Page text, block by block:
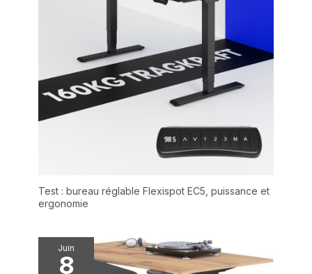
Test : bureau réglable Flexispot EC5, puissance et
ergonomie
Juin
8